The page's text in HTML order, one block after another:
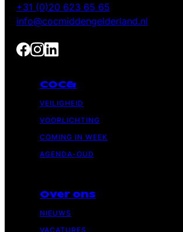
+31 (0)20 623 65 65
info@cocmiddengelderland.nl
COC&
VEILIGHEID
VOORLICHTING
COMING IN WEEK
AGENDA-OUD
Over ons
NIEUWS
VACATURES